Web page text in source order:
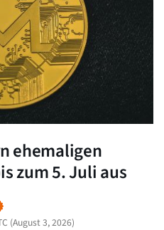
ehemaligen
zum 5. Juli aus
(August 3, 2026)